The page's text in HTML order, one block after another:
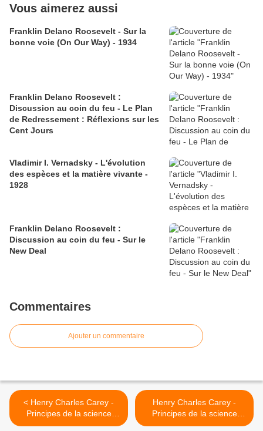
Vous aimerez aussi
Franklin Delano Roosevelt - Sur la
bonne voie (On Our Way) - 1934
Franklin Delano Roosevelt :
Discussion au coin du feu - Le Plan
de Redressement : Réflexions sur les
Cent Jours
Vladimir I. Vernadsky - L'évolution
des espèces et la matière vivante -
1928
Franklin Delano Roosevelt :
Discussion au coin du feu - Sur le
New Deal
Commentaires
Ajouter un commentaire
< Henry Charles Carey -
Principes de la science
sociale - Tome I - Chapitre
Henry Charles Carey -
Principes de la science
sociale - Tome I - Chapitre